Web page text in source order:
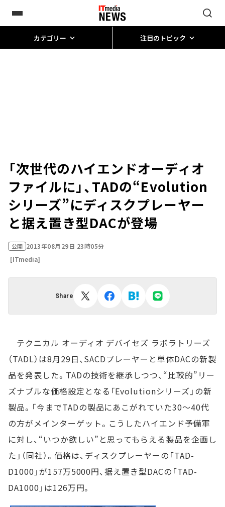
カテゴリー 注目のトピック
「次世代のハイエンドオーディオ
ファイルに」、TADの“Evolution
シリーズ”にディスクプレーヤー
と据え置き型DACが登場
公開 2013年08月29日 23時05分
[ITmedia]
Share
テクニカル オーディオ デバイセズ ラボラトリーズ
（TADL）は8月29日、SACDプレーヤーと単体DACの新製
品を発表した。TADの技術を継承しつつ、“比較的”リー
ズナブルな価格設定となる「Evolutionシリーズ」の新
製品。「今までTADの製品にあこがれていた30～40代
の方がメインターゲット。こうしたハイエンド予備軍
に対し、“いつか欲しい”と思ってもらえる製品を企画し
た」（同社）。価格は、ディスクプレーヤーの「TAD-
D1000」が157万5000円、据え置き型DACの「TAD-
DA1000」は126万円。